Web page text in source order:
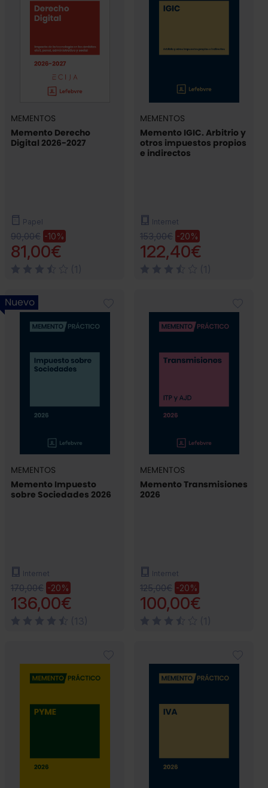
MEMENTOS
Memento Derecho
Digital 2026-2027
Papel
90,00€ -10%
81,00€
MEMENTOS
Memento IGIC. Arbitrio y
otros impuestos propios
e indirectos
Internet
153,00€ -20%
122,40€
Nuevo
MEMENTOS
Memento Impuesto
sobre Sociedades 2026
Internet
170,00€ -20%
136,00€
MEMENTOS
Memento Transmisiones
2026
Internet
125,00€ -20%
100,00€